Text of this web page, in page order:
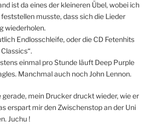
ist da eines der kleineren Übel, wobei ich
musste, dass sich die Lieder
wiederholen.
Endlosschleife, oder die CD Fetenhits
einmal pro Stunde läuft Deep Purple
Manchmal auch noch John Lennon.
gerade, mein Drucker druckt wieder, wie er
erspart mir den Zwischenstop an der Uni
Juchu !